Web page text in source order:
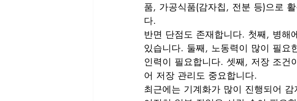
품, 가공식품(감자칩, 전분 등)으로
다.
반면 단점도 존재합니다. 첫째, 병해
있습니다. 둘째, 노동력이 많이 필요
인력이 필요합니다. 셋째, 저장 조건
어 저장 관리도 중요합니다.
최근에는 기계화가 많이 진행되어